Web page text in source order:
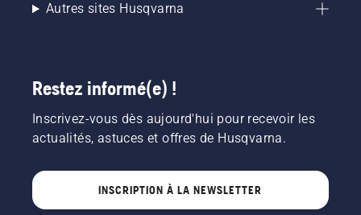
Autres sites Husqvarna
Restez informé(e) !
Inscrivez-vous dès aujourd'hui pour recevoir les
actualités, astuces et offres de Husqvarna.
INSCRIPTION À LA NEWSLETTER